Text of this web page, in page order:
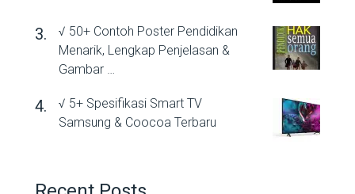
√ 50+ Contoh Poster Pendidikan
Menarik, Lengkap Penjelasan &
Gambar …
√ 5+ Spesifikasi Smart TV
Samsung & Coocoa Terbaru